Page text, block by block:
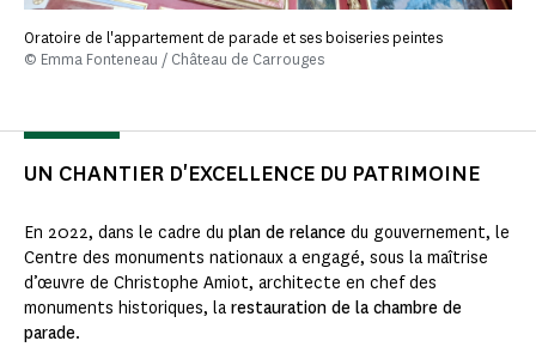
Oratoire de l'appartement de parade et ses boiseries peintes
© Emma Fonteneau / Château de Carrouges
UN CHANTIER D'EXCELLENCE DU PATRIMOINE
En 2022, dans le cadre du plan de relance du gouvernement, le
Centre des monuments nationaux a engagé, sous la maîtrise
d’œuvre de Christophe Amiot, architecte en chef des
monuments historiques, la restauration de la chambre de
parade.